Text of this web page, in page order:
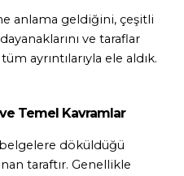
anlama geldiğini, çeşitli
ve taraflar
ayrıntılarıyla ele aldık.
Temel Kavramlar
döküldüğü
taraftır. Genellikle